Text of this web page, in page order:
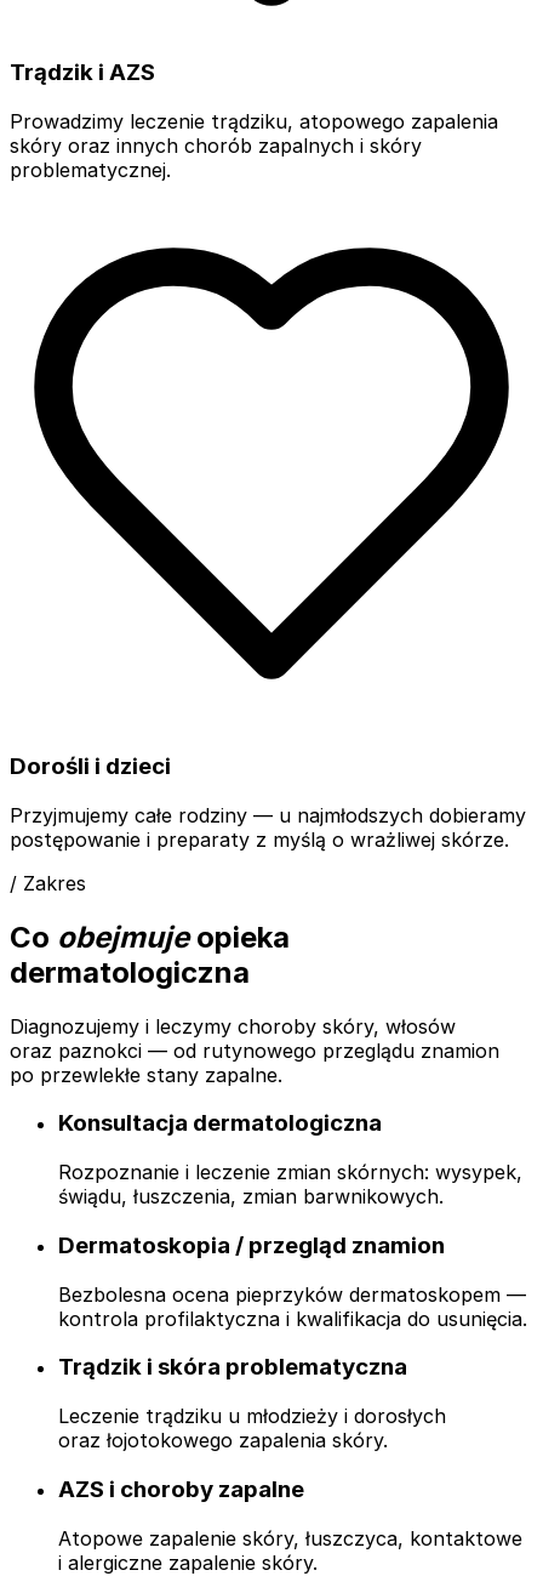
Trądzik i AZS
Prowadzimy leczenie trądziku, atopowego zapalenia
skóry oraz innych chorób zapalnych i skóry
problematycznej.
Dorośli i dzieci
Przyjmujemy całe rodziny — u najmłodszych dobieramy
postępowanie i preparaty z myślą o wrażliwej skórze.
/ Zakres
Co obejmujeopieka
dermatologiczna
Diagnozujemy i leczymy choroby skóry, włosów
oraz paznokci — od rutynowego przeglądu znamion
po przewlekłe stany zapalne.
Konsultacja dermatologiczna
Rozpoznanie i leczenie zmian skórnych: wysypek,
świądu, łuszczenia, zmian barwnikowych.
Dermatoskopia / przegląd znamion
Bezbolesna ocena pieprzyków dermatoskopem —
kontrola profilaktyczna i kwalifikacja do usunięcia.
Trądzik i skóra problematyczna
Leczenie trądziku u młodzieży i dorosłych
oraz łojotokowego zapalenia skóry.
AZS i choroby zapalne
Atopowe zapalenie skóry, łuszczyca, kontaktowe
i alergiczne zapalenie skóry.